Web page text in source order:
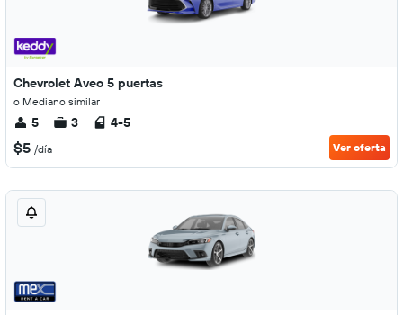
Chevrolet Aveo 5 puertas
o Mediano similar
5 3 4-5
$5 /día Ver oferta